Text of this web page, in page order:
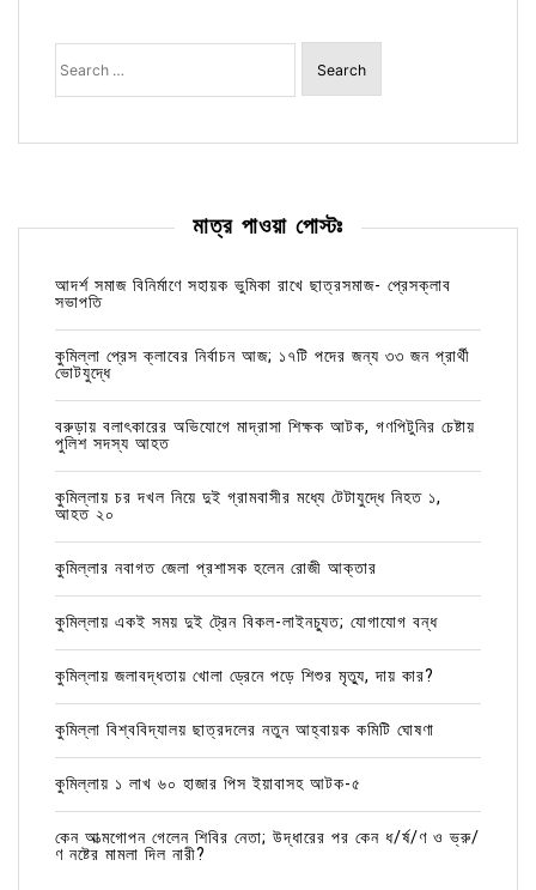
Search
for:
মাত্র পাওয়া পোস্টঃ
আদর্শ সমাজ বিনির্মাণে সহায়ক ভুমিকা রাখে ছাত্রসমাজ- প্রেসক্লাব
সভাপতি
কুমিল্লা প্রেস ক্লাবের নির্বাচন আজ; ১৭টি পদের জন্য ৩৩ জন প্রার্থী
ভোটযুদ্ধে
বরুড়ায় বলাৎকারের অভিযোগে মাদ্রাসা শিক্ষক আটক, গণপিটুনির চেষ্টায়
পুলিশ সদস্য আহত
কুমিল্লায় চর দখল নিয়ে দুই গ্রামবাসীর মধ্যে টেটাযুদ্ধে নিহত ১,
আহত ২০
কুমিল্লার নবাগত জেলা প্রশাসক হলেন রোজী আক্তার
কুমিল্লায় একই সময় দুই ট্রেন বিকল-লাইনচ্যুত; যোগাযোগ বন্ধ
কুমিল্লায় জলাবদ্ধতায় খোলা ড্রেনে পড়ে শিশুর মৃত্যু, দায় কার?
কুমিল্লা বিশ্ববিদ্যালয় ছাত্রদলের নতুন আহ্বায়ক কমিটি ঘোষণা
কুমিল্লায় ১ লাখ ৬০ হাজার পিস ইয়াবাসহ আটক-৫
কেন আত্মগোপন গেলেন শিবির নেতা; উদ্ধারের পর কেন ধ/র্ষ/ণ ও ভ্রু/
ণ নষ্টের মামলা দিল নারী?